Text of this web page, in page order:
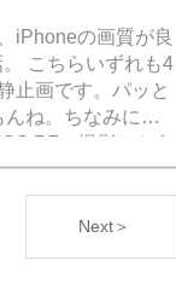
iPhoneの画質が良
こちらいずれも4
止画です。パッと
ね。ちなみに息
R7で撮影した4
Next＞